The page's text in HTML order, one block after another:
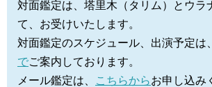
対面鑑定は、塔里木（タリム）とウラ
て、お受けいたします。
対面鑑定のスケジュール、出演予定は、
でご案内しております。
メール鑑定は、
こちらからお申し込み